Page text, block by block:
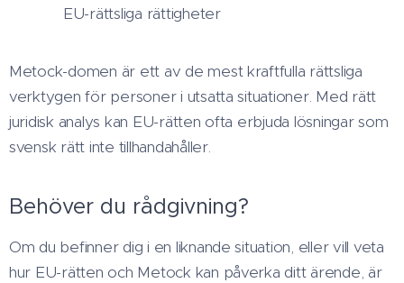
EU-rättsliga rättigheter
Metock-domen är ett av de mest kraftfulla rättsliga
verktygen för personer i utsatta situationer. Med rätt
juridisk analys kan EU-rätten ofta erbjuda lösningar som
svensk rätt inte tillhandahåller.
Behöver du rådgivning?
Om du befinner dig i en liknande situation, eller vill veta
hur EU-rätten och Metock kan påverka ditt ärende, är